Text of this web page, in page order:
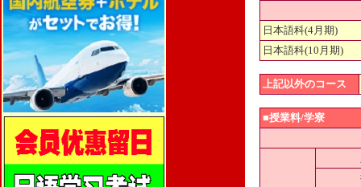
日本語科(4月期)
日本語科(10月期)
上記以外のコース
■授業料/学寮